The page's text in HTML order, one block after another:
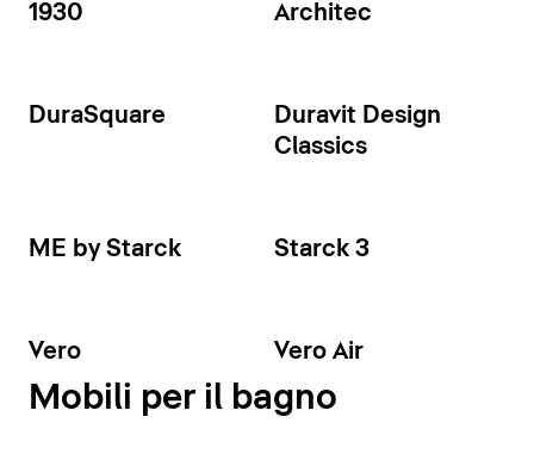
1930 Architec
DuraSquare
Duravit Design
Classics
ME by Starck Starck 3
Vero Vero Air
Mobili per il bagno